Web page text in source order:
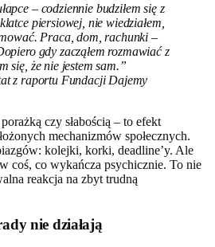
– codziennie budziłem się z
piersiowej, nie wiedziałem,
Praca, dom, rachunki –
gdy zacząłem rozmawiać z
się, że nie jestem sam.”
z raportu Fundacji Dajemy
czy słabością – to efekt
mechanizmów społecznych.
kolejki, korki, deadline’y. Ale
coś, co wykańcza psychicznie. To nie
reakcja na zbyt trudną
nie działają